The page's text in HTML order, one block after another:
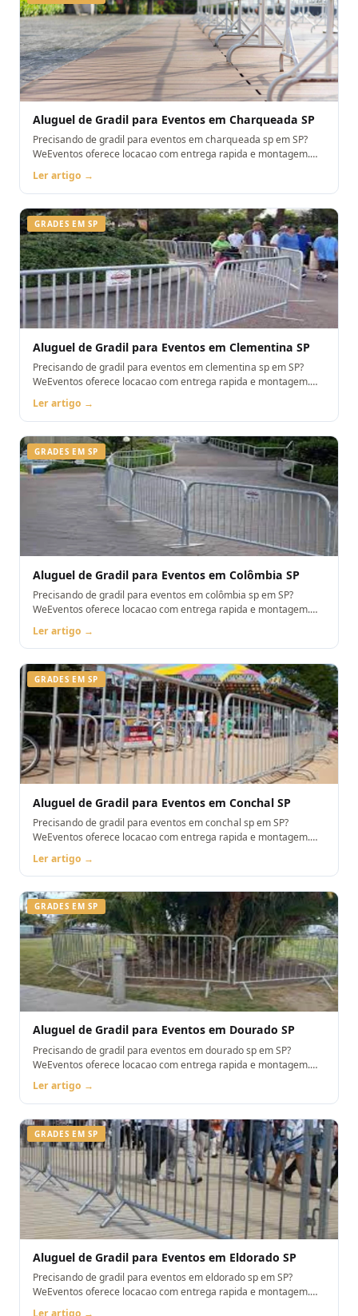
Aluguel de Gradil para Eventos em Charqueada SP
Precisando de gradil para eventos em charqueada sp em SP?
WeEventos oferece locacao com entrega rapida e montagem.
Orcamento pelo WhatsApp.
Ler artigo →
GRADES EM SP
Aluguel de Gradil para Eventos em Clementina SP
Precisando de gradil para eventos em clementina sp em SP?
WeEventos oferece locacao com entrega rapida e montagem.
Orcamento pelo WhatsApp.
Ler artigo →
GRADES EM SP
Aluguel de Gradil para Eventos em Colômbia SP
Precisando de gradil para eventos em colômbia sp em SP?
WeEventos oferece locacao com entrega rapida e montagem.
Orcamento pelo WhatsApp.
Ler artigo →
GRADES EM SP
Aluguel de Gradil para Eventos em Conchal SP
Precisando de gradil para eventos em conchal sp em SP?
WeEventos oferece locacao com entrega rapida e montagem.
Orcamento pelo WhatsApp.
Ler artigo →
GRADES EM SP
Aluguel de Gradil para Eventos em Dourado SP
Precisando de gradil para eventos em dourado sp em SP?
WeEventos oferece locacao com entrega rapida e montagem.
Orcamento pelo WhatsApp.
Ler artigo →
GRADES EM SP
Aluguel de Gradil para Eventos em Eldorado SP
Precisando de gradil para eventos em eldorado sp em SP?
WeEventos oferece locacao com entrega rapida e montagem.
Orcamento pelo WhatsApp.
Ler artigo →